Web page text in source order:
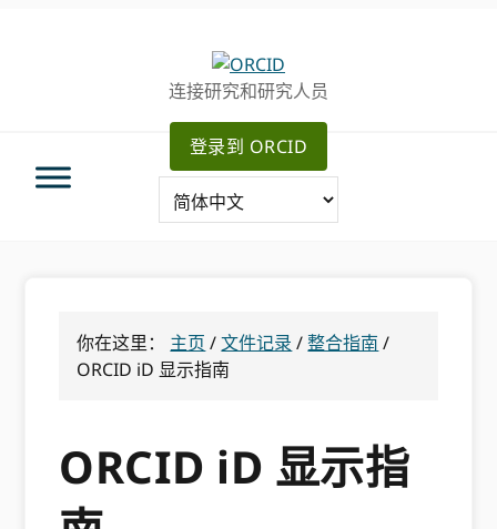
连接研究和研究人员
登录到 ORCID
你在这里： 主页 /文件记录 /整合指南 /
ORCID iD 显示指南
ORCID iD 显示指